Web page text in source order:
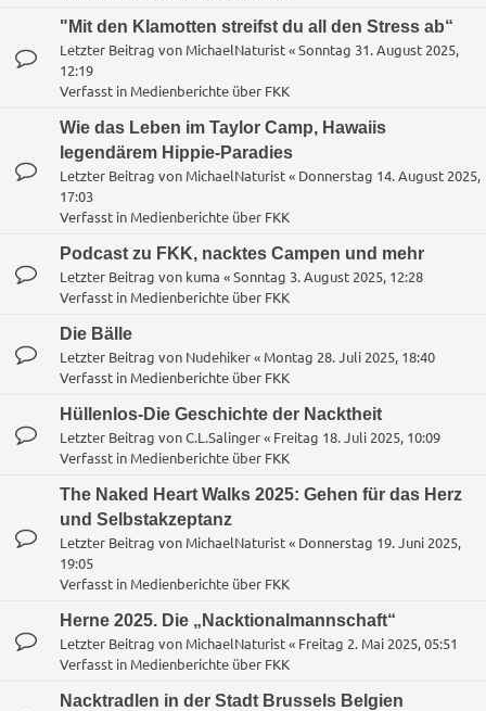
"Mit den Klamotten streifst du all den Stress ab“
Letzter Beitrag von MichaelNaturist«Sonntag 31. August 2025,
12:19
Verfasst in Medienberichte über FKK
Wie das Leben im Taylor Camp, Hawaiis
legendärem Hippie-Paradies
Letzter Beitrag von MichaelNaturist« Donnerstag 14. August 2025,
17:03
Verfasst in Medienberichte über FKK
Podcast zu FKK, nacktes Campen und mehr
Letzter Beitrag von kuma «Sonntag 3. August 2025, 12:28
Verfasst in Medienberichte über FKK
Die Bälle
Letzter Beitrag von Nudehiker« Montag 28. Juli 2025, 18:40
Verfasst in Medienberichte über FKK
Hüllenlos-Die Geschichte der Nacktheit
Letzter Beitrag vonC.L.Salinger« Freitag 18. Juli 2025, 10:09
Verfasst in Medienberichte über FKK
The Naked Heart Walks 2025: Gehen für das Herz
und Selbstakzeptanz
Letzter Beitrag von MichaelNaturist« Donnerstag 19. Juni 2025,
19:05
Verfasst in Medienberichte über FKK
Herne 2025. Die „Nacktionalmannschaft“
Letzter Beitrag von MichaelNaturist« Freitag 2. Mai 2025, 05:51
Verfasst in Medienberichte über FKK
Nacktradlen in der Stadt Brussels Belgien